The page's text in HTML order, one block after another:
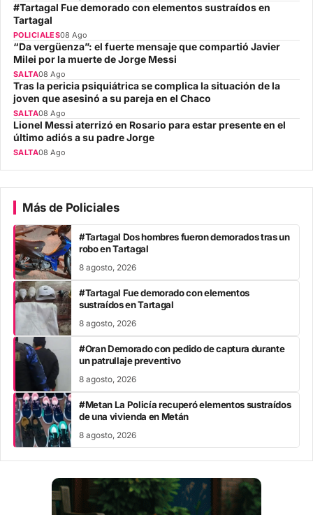
#Tartagal Fue demorado con elementos sustraídos en
Tartagal
POLICIALES08 Ago
“Da vergüenza”: el fuerte mensaje que compartió Javier
Milei por la muerte de Jorge Messi
SALTA08 Ago
Tras la pericia psiquiátrica se complica la situación de la
joven que asesinó a su pareja en el Chaco
SALTA08 Ago
Lionel Messi aterrizó en Rosario para estar presente en el
último adiós a su padre Jorge
SALTA08 Ago
Más de Policiales
#Tartagal Dos hombres fueron demorados tras un
robo en Tartagal
8 agosto, 2026
#Tartagal Fue demorado con elementos
sustraídos en Tartagal
8 agosto, 2026
#Oran Demorado con pedido de captura durante
un patrullaje preventivo
8 agosto, 2026
#Metan La Policía recuperó elementos sustraídos
de una vivienda en Metán
8 agosto, 2026